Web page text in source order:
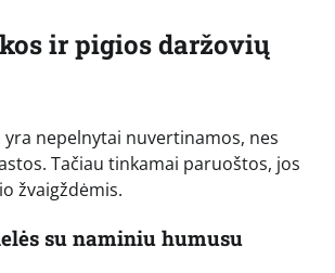
ir pigios daržovių
yra nepelnytai nuvertinamos, nes
Tačiau tinkamai paruoštos, jos
žvaigždėmis.
su naminiu humusu